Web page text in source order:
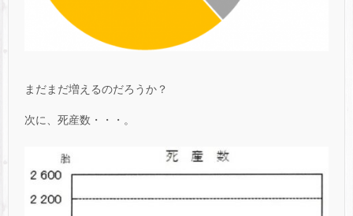
まだまだ増えるのだろうか？
次に、死産数・・・。